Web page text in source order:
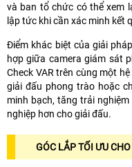
và ban tổ chức có thể xem
lập tức khi cần xác minh kết
Điểm khác biệt của giải
hợp giữa camera giám sát
Check VAR trên cùng một
giải đấu phong trào hoặc
minh bạch, tăng trải
nghiệp hơn cho giải đấu.
GÓC LẮP TỐI ƯU